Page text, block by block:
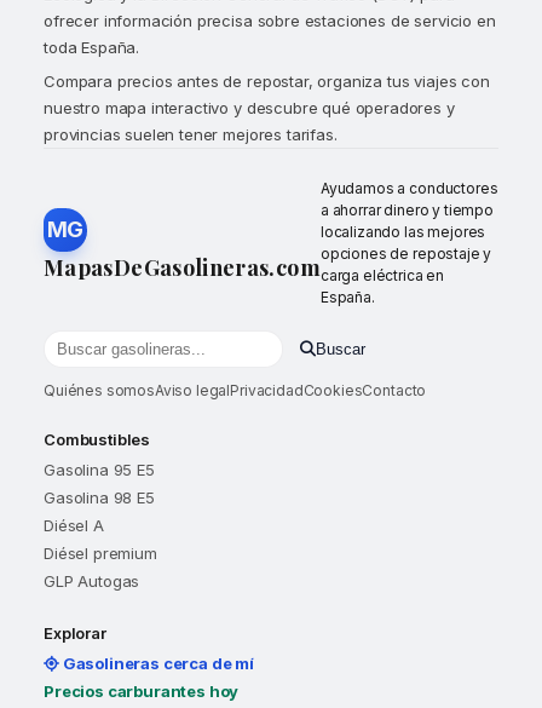
ofrecer información precisa sobre estaciones de servicio en
toda España.
Compara precios antes de repostar, organiza tus viajes con
nuestro mapa interactivo y descubre qué operadores y
provincias suelen tener mejores tarifas.
MG
MapasDeGasolineras.com
Ayudamos a conductores
a ahorrar dinero y tiempo
localizando las mejores
opciones de repostaje y
carga eléctrica en
España.
Buscar gasolineras por localidad o provincia
Buscar
Quiénes somosAviso legalPrivacidadCookiesContacto
Combustibles
Gasolina 95 E5
Gasolina 98 E5
Diésel A
Diésel premium
GLP Autogas
Explorar
Gasolineras cerca de mí
Precios carburantes hoy